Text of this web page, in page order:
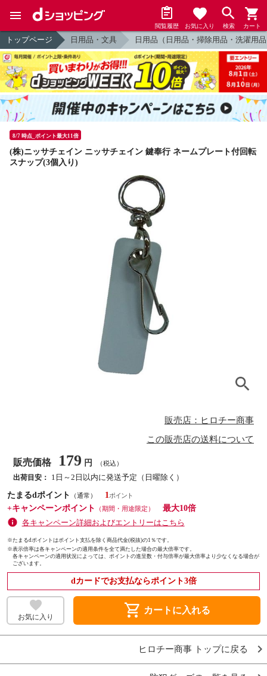
閲覧履歴 お気に入り 検索 カート
トップページ 日用品・文具 日用品（日用品・掃除用品・洗濯用
8/7 時点_ポイント最大11倍
(株)ニッサチェイン ニッサチェイン 鍵奉行 ネームプレート付回転
スナップ(3個入り)
販売店：ヒロチー商事
この販売店の送料について
販売価格 179 円 （税込）
出荷目安：
1日～2日以内に発送予定（日曜除く）
たまるdポイント
（通常）
1
+キャンペーンポイント
（期間・用途限定）
最大10倍
各キャンペーン詳細およびエントリーはこちら
※たまるdポイントはポイント支払を除く商品代金(税抜)の1％です。
※表示倍率は各キャンペーンの適用条件を全て満たした場合の最大倍率です。
各キャンペーンの適用状況によっては、ポイントの進呈数・付与倍率が最大倍率より少なくなる場合が
ございます。
dカードでお支払ならポイント3倍
お気に入り shopping_cart カートに入れる
ヒロチー商事 トップに戻る